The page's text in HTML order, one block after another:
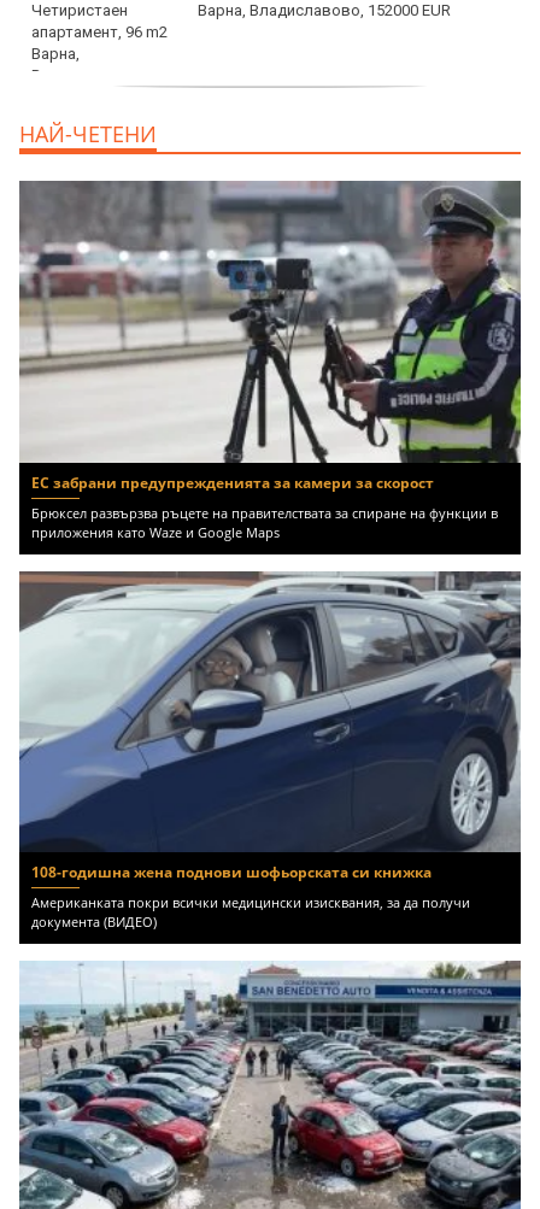
Варна, Владиславово, 152000 EUR
НАЙ-ЧЕТЕНИ
ЕС забрани предупрежденията за камери за скорост
Брюксел развързва ръцете на правителствата за спиране на функции в
приложения като Waze и Google Maps
108-годишна жена поднови шофьорската си книжка
Американката покри всички медицински изисквания, за да получи
документа (ВИДЕО)